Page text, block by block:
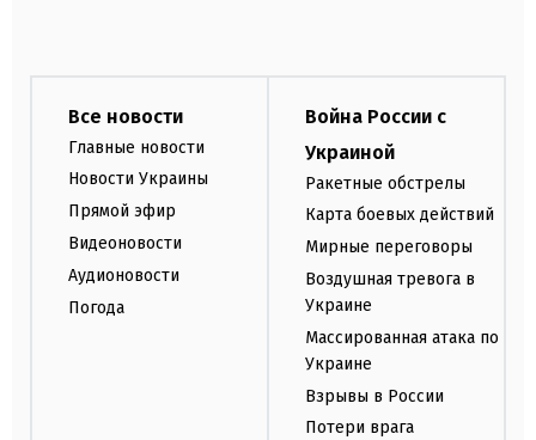
Все новости
Главные новости
Новости Украины
Прямой эфир
Видеоновости
Аудионовости
Погода
Война России с
Украиной
Ракетные обстрелы
Карта боевых действий
Мирные переговоры
Воздушная тревога в
Украине
Массированная атака по
Украине
Взрывы в России
Потери врага